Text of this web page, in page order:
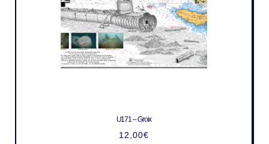
U171 – Groix
12,00€